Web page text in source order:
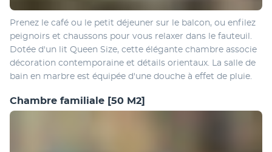
Prenez le café ou le petit déjeuner sur le balcon, ou enfilez
peignoirs et chaussons pour vous relaxer dans le fauteuil.
Dotée d'un lit Queen Size, cette élégante chambre associe
décoration contemporaine et détails orientaux. La salle de
bain en marbre est équipée d'une douche à effet de pluie.
Chambre familiale [50 M2]